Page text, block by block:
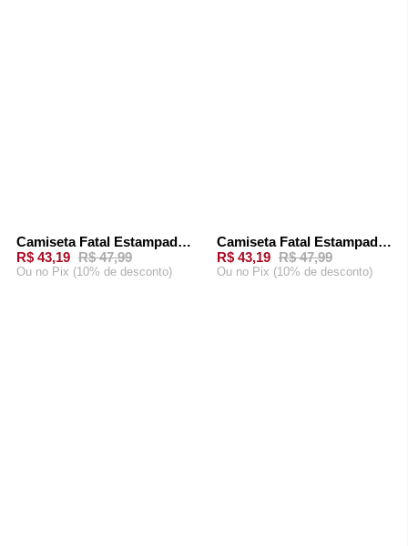
-10%Camiseta Fatal Estampada Preta
R$ 43,19 R$ 47,99
Ou no Pix (10% de desconto)
-10%Camiseta Fatal Estampada Branca
R$ 43,19 R$ 47,99
Ou no Pix (10% de desconto)